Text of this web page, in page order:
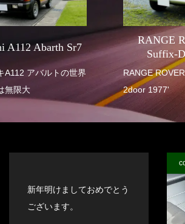
A112 Abarth Sr7
A112 アバルトの世界
無限大
RANGE
Suffix-
RANGE ROVER Classic Suffix-D
2door 1977'
新年明けましておめでとう
ございます。